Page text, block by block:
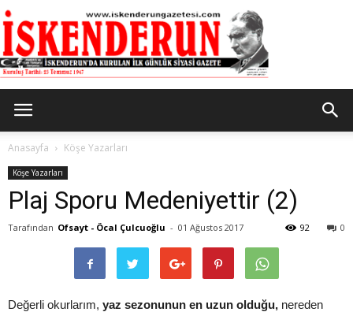
Gazetesi
Anasayfa Köşe Yazarları
Köşe Yazarları
Plaj Sporu Medeniyettir (2)
Tarafından Ofsayt - Öcal Çulcuoğlu - 01 Ağustos 2017 0
92
Değerli okurlarım, yaz sezonunun en uzun olduğu, nereden